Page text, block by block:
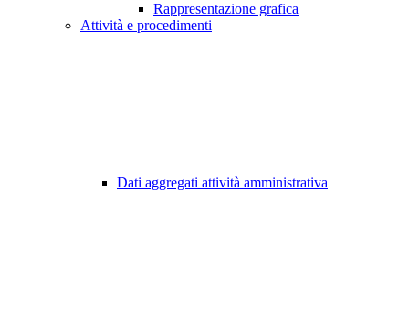
Rappresentazione grafica
Attività e procedimenti
Dati aggregati attività amministrativa